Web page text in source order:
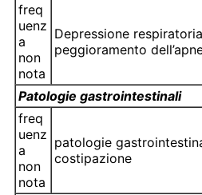
freq
uenz
a
non
nota
Depressione
peggioramento
Patologie gastrointestinali
freq
uenz
a
non
nota
patologie
costipazione